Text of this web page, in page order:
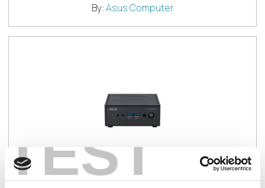
TEST
By:Asus Computer